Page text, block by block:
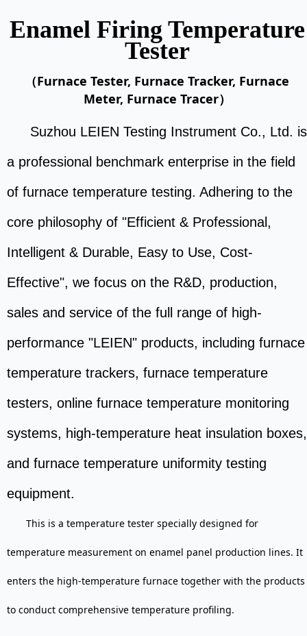
Enamel Firing Temperature
Tester
（Furnace Tester, Furnace Tracker, Furnace
Meter, Furnace Tracer）
Suzhou LEIEN Testing Instrument Co., Ltd. is
a professional benchmark enterprise in the field
of furnace temperature testing. Adhering to the
core philosophy of "Efficient & Professional,
Intelligent & Durable, Easy to Use, Cost-
Effective", we focus on the R&D, production,
sales and service of the full range of high-
performance "LEIEN" products, including furnace
temperature trackers, furnace temperature
testers, online furnace temperature monitoring
systems, high-temperature heat insulation boxes,
and furnace temperature uniformity testing
equipment.
This is a temperature tester specially designed for
temperature measurement on enamel panel production lines. It
enters the high-temperature furnace together with the products
to conduct comprehensive temperature profiling.